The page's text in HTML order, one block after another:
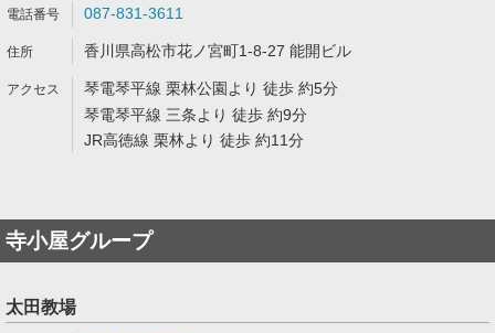
087-831-3611
香川県高松市花ノ宮町1-8-27 能開ビル
琴電琴平線 栗林公園より 徒歩 約5分
琴電琴平線 三条より 徒歩 約9分
JR高徳線 栗林より 徒歩 約11分
寺小屋グループ
太田教場